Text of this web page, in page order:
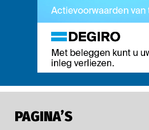
PAGINA’S